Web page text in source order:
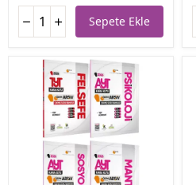
Sepete Ekle